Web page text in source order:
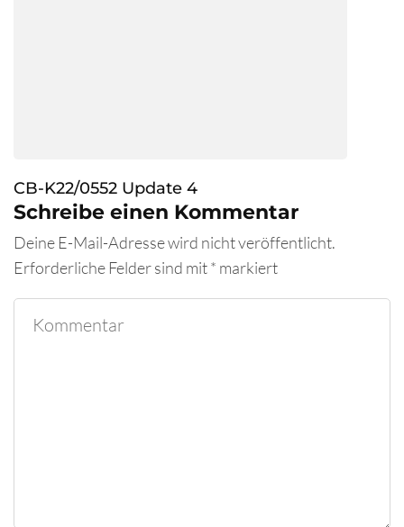
CB-K22/0552 Update 4
Schreibe einen Kommentar
Deine E-Mail-Adresse wird nicht veröffentlicht.
Erforderliche Felder sind mit* markiert